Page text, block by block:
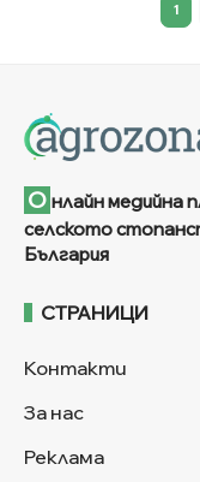
1
О нлайн медийна
селското
България
СТРАНИЦИ
Контакти
За нас
Реклама